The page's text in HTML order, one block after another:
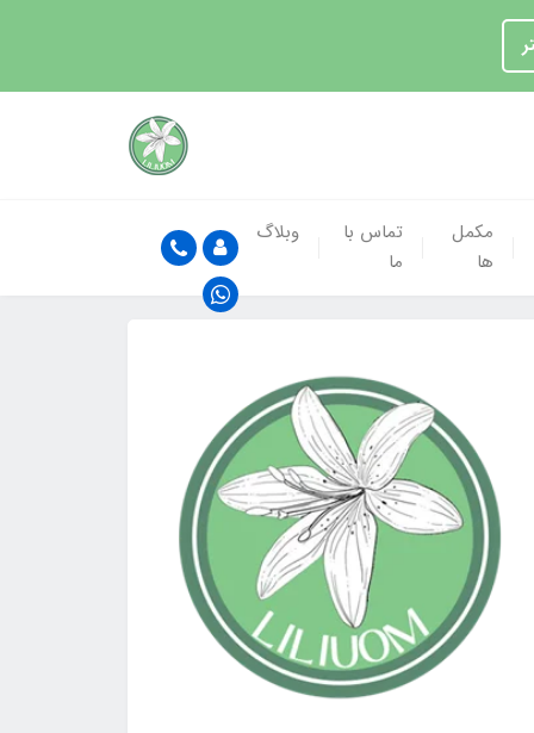
مکمل
ها
تماس با
ما
وبلاگ